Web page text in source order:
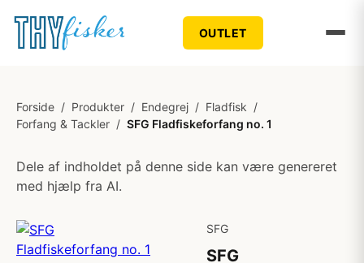
OUTLET
Forside / Produkter / Endegrej / Fladfisk /
Forfang & Tackler / SFG Fladfiskeforfang no. 1
Dele af indholdet på denne side kan være genereret
med hjælp fra AI.
SFG
SFG